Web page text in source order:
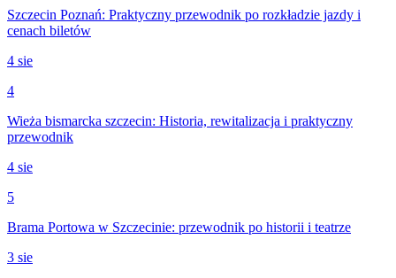
Szczecin Poznań: Praktyczny przewodnik po rozkładzie jazdy i
cenach biletów
4 sie
4
Wieża bismarcka szczecin: Historia, rewitalizacja i praktyczny
przewodnik
4 sie
5
Brama Portowa w Szczecinie: przewodnik po historii i teatrze
3 sie